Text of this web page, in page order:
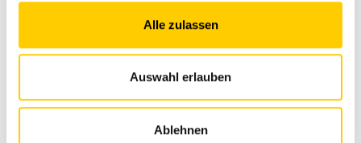
Alle zulassen
Auswahl erlauben
Ablehnen
Finlay WR